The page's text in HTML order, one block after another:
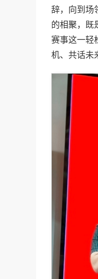
辞，向到场
的相聚，既
赛事这一轻
机、共话未